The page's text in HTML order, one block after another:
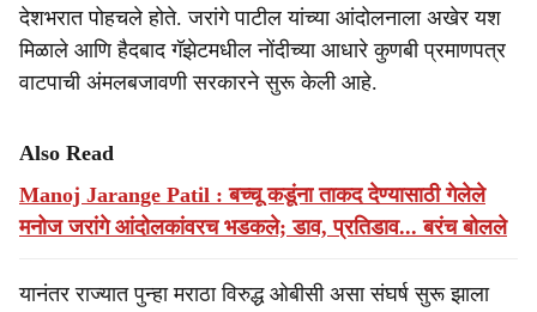
देशभरात पोहचले होते. जरांगे पाटील यांच्या आंदोलनाला अखेर यश
मिळाले आणि हैदबाद गॅझेटमधील नोंदीच्या आधारे कुणबी प्रमाणपत्र
वाटपाची अंमलबजावणी सरकारने सुरू केली आहे.
Also Read
Manoj Jarange Patil : बच्चू कडूंना ताकद देण्यासाठी गेलेले
मनोज जरांगे आंदोलकांवरच भडकले; डाव, प्रतिडाव... बरंच बोलले
यानंतर राज्यात पुन्हा मराठा विरुद्ध ओबीसी असा संघर्ष सुरू झाला